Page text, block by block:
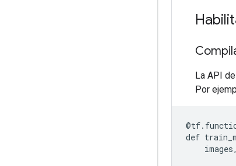
La API
Por
@tf.
def
images,